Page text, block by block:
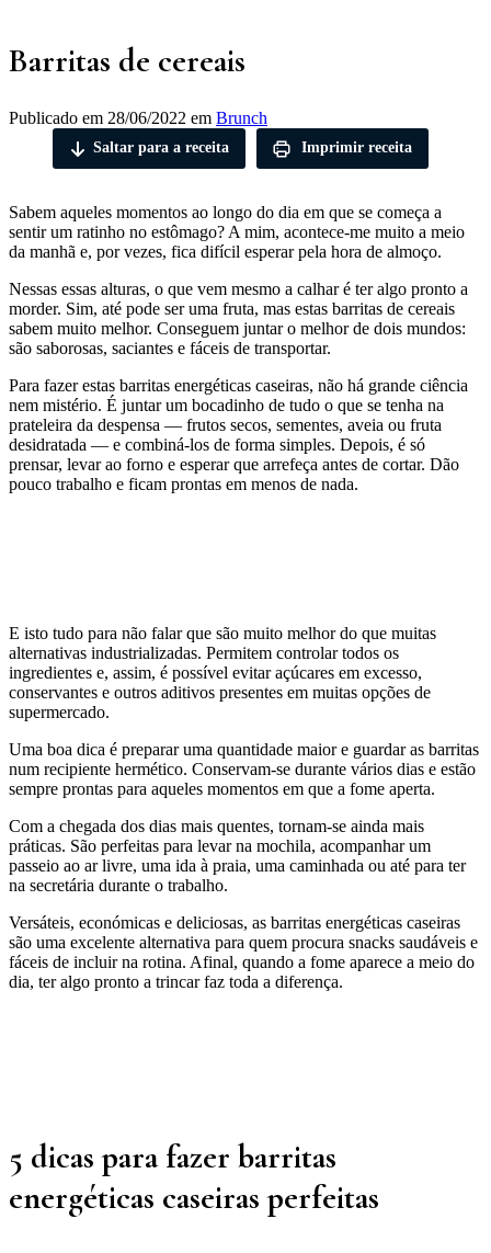
Barritas de cereais
Publicado em 28/06/2022 em Brunch
Saltar para a receita Imprimir receita
Sabem aqueles momentos ao longo do dia em que se começa a
sentir um ratinho no estômago? A mim, acontece-me muito a meio
da manhã e, por vezes, fica difícil esperar pela hora de almoço.
Nessas essas alturas, o que vem mesmo a calhar é ter algo pronto a
morder. Sim, até pode ser uma fruta, mas estas barritas de cereais
sabem muito melhor. Conseguem juntar o melhor de dois mundos:
são saborosas, saciantes e fáceis de transportar.
Para fazer estas barritas energéticas caseiras, não há grande ciência
nem mistério. É juntar um bocadinho de tudo o que se tenha na
prateleira da despensa — frutos secos, sementes, aveia ou fruta
desidratada — e combiná-los de forma simples. Depois, é só
prensar, levar ao forno e esperar que arrefeça antes de cortar. Dão
pouco trabalho e ficam prontas em menos de nada.
E isto tudo para não falar que são muito melhor do que muitas
alternativas industrializadas. Permitem controlar todos os
ingredientes e, assim, é possível evitar açúcares em excesso,
conservantes e outros aditivos presentes em muitas opções de
supermercado.
Uma boa dica é preparar uma quantidade maior e guardar as barritas
num recipiente hermético. Conservam-se durante vários dias e estão
sempre prontas para aqueles momentos em que a fome aperta.
Com a chegada dos dias mais quentes, tornam-se ainda mais
práticas. São perfeitas para levar na mochila, acompanhar um
passeio ao ar livre, uma ida à praia, uma caminhada ou até para ter
na secretária durante o trabalho.
Versáteis, económicas e deliciosas, as barritas energéticas caseiras
são uma excelente alternativa para quem procura snacks saudáveis e
fáceis de incluir na rotina. Afinal, quando a fome aparece a meio do
dia, ter algo pronto a trincar faz toda a diferença.
5 dicas para fazer barritas
energéticas caseiras perfeitas